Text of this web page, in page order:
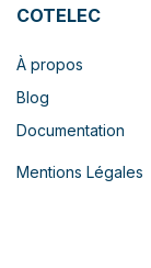
COTELEC
À propos
Blog
Documentation
Mentions Légales